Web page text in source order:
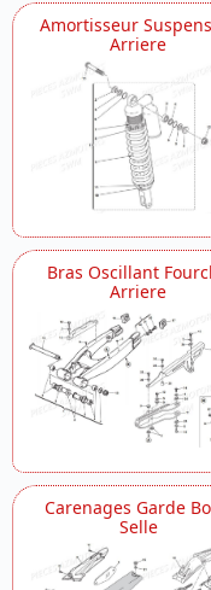
Amortisseur
Arriere
Bras Oscillant
Arriere
Carenages Garde
Selle